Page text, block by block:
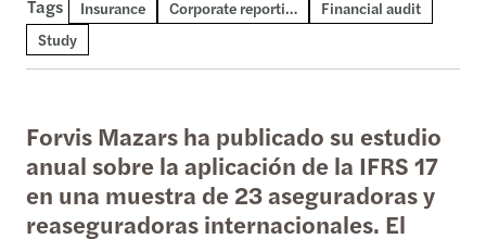
Tags Insurance Corporate reporting
Financial audit
Study
Forvis Mazars ha publicado su estudio
anual sobre la aplicación de la IFRS 17
en una muestra de 23 aseguradoras y
reaseguradoras internacionales. El